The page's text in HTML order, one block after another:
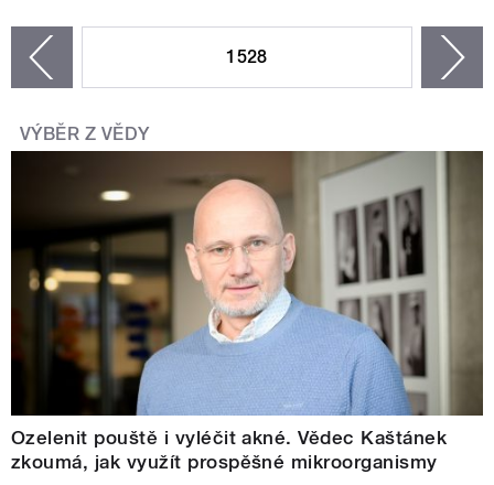
1528
VÝBĚR Z VĚDY
Ozelenit pouště i vyléčit akné. Vědec Kaštánek
zkoumá, jak využít prospěšné mikroorganismy